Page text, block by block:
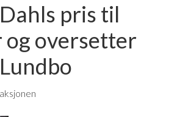
pris til
oversetter